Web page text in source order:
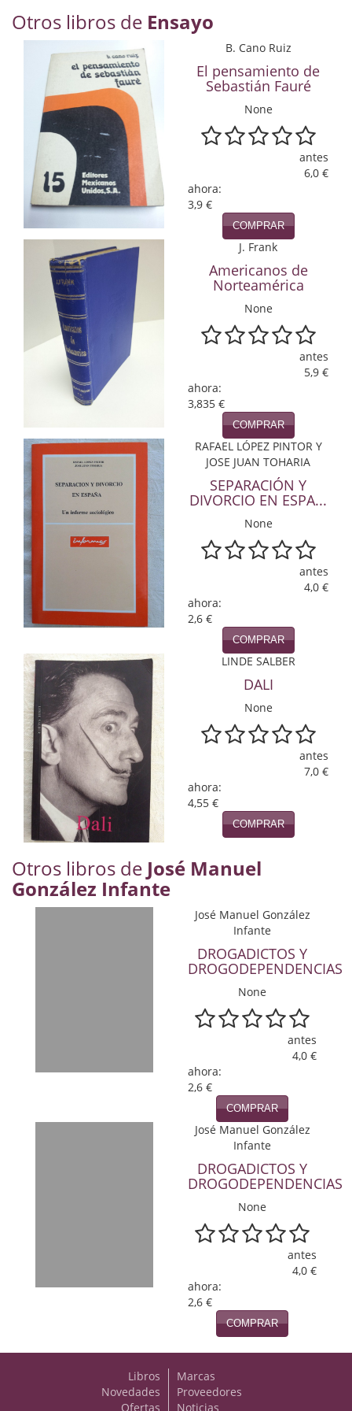
Ensayo
Ensayo literario
Filosofía
Física y Química
Física y química
Guerra Civil Española
Historia
Infantil y juvenil
Infantil y juvenil. Nuevo!!
Infantil y juvenil. Nuevo!!!
Informática
Literatura fantástica
Literatura hispanoamericana
Local
Mafia y espionaje
Matemáticas
Música
Naturaleza
Novela Extranjera
Novela fantástica
Novela histórica
Novela negra
Novela romántica
Otros idiomas
Política
Otros libros de Ensayo
B. Cano Ruiz
El pensamiento de
Sebastián Fauré
None
antes
6,0 €
ahora:
3,9 €
COMPRAR
J. Frank
Americanos de
Norteamérica
None
antes
5,9 €
ahora:
3,835 €
COMPRAR
RAFAEL LÓPEZ PINTOR Y
JOSE JUAN TOHARIA
SEPARACIÓN Y
DIVORCIO EN ESPA...
None
antes
4,0 €
ahora:
2,6 €
COMPRAR
LINDE SALBER
DALI
None
antes
7,0 €
ahora:
4,55 €
COMPRAR
Otros libros de José Manuel
González Infante
José Manuel González
Infante
DROGADICTOS Y
DROGODEPENDENCIAS
None
antes
4,0 €
ahora:
2,6 €
COMPRAR
José Manuel González
Infante
DROGADICTOS Y
DROGODEPENDENCIAS
None
antes
4,0 €
ahora:
2,6 €
COMPRAR
Libros
Novedades
Ofertas
Marcas
Proveedores
Noticias